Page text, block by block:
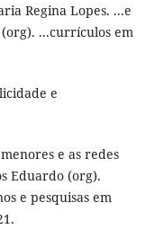
Regina Lopes. ...e
(org). ...currículos em
e
e as redes
Eduardo (org).
e pesquisas em